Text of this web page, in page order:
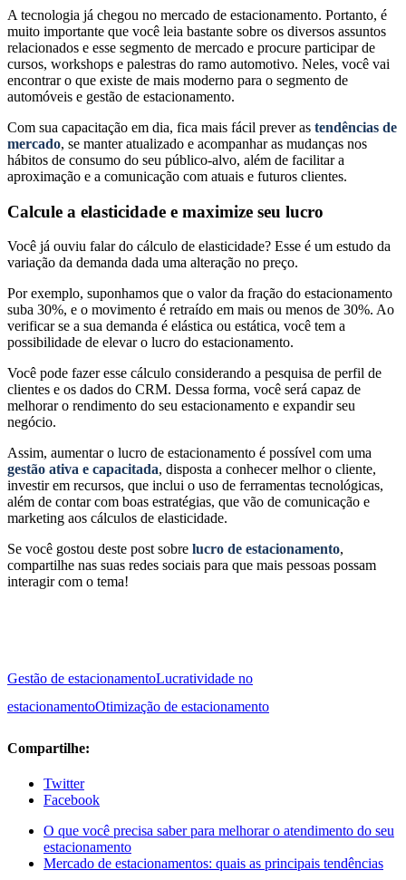
A tecnologia já chegou no mercado de estacionamento. Portanto, é
muito importante que você leia bastante sobre os diversos assuntos
relacionados e esse segmento de mercado e procure participar de
cursos, workshops e palestras do ramo automotivo. Neles, você vai
encontrar o que existe de mais moderno para o segmento de
automóveis e gestão de estacionamento.
Com sua capacitação em dia, fica mais fácil prever as tendências de
mercado, se manter atualizado e acompanhar as mudanças nos
hábitos de consumo do seu público-alvo, além de facilitar a
aproximação e a comunicação com atuais e futuros clientes.
Calcule a elasticidade e maximize seu lucro
Você já ouviu falar do cálculo de elasticidade? Esse é um estudo da
variação da demanda dada uma alteração no preço.
Por exemplo, suponhamos que o valor da fração do estacionamento
suba 30%, e o movimento é retraído em mais ou menos de 30%. Ao
verificar se a sua demanda é elástica ou estática, você tem a
possibilidade de elevar o lucro do estacionamento.
Você pode fazer esse cálculo considerando a pesquisa de perfil de
clientes e os dados do CRM. Dessa forma, você será capaz de
melhorar o rendimento do seu estacionamento e expandir seu
negócio.
Assim, aumentar o lucro de estacionamento é possível com uma
gestão ativa e capacitada, disposta a conhecer melhor o cliente,
investir em recursos, que inclui o uso de ferramentas tecnológicas,
além de contar com boas estratégias, que vão de comunicação e
marketing aos cálculos de elasticidade.
Se você gostou deste post sobre lucro de estacionamento,
compartilhe nas suas redes sociais para que mais pessoas possam
interagir com o tema!
Gestão de estacionamentoLucratividade no
estacionamentoOtimização de estacionamento
Compartilhe:
Twitter
Facebook
O que você precisa saber para melhorar o atendimento do seu
estacionamento
Mercado de estacionamentos: quais as principais tendências